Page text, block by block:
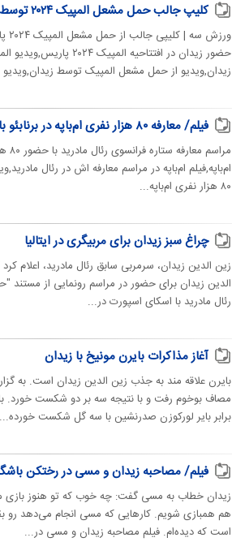
کلیپ جالب حمل مشعل المپیک ۲۰۲۴ توسط زین الدین زیدان
زیدان,ویدیو از حمل مشعل المپیک توسط زیدان,ویدیو
فیلم/ معارفه ۸۰ هزار نفری ام‌باپه در برنابئو با حضور زیدان
ام‌باپه,فیلم ام‌باپه در مراسم معارفه اش در رئال
۸۰ هزار نفری ام‌باپه...
چراغ سبز زیدان برای مربیگری در ایتالیا
زین الدین زیدان، سرمربی سابق رئال مادرید، اعلام
الدین زیدان برای حضور در مراسم رونمایی از مستند
رئال مادرید با اسکای اسپورت در...
آغاز مذاکرات بایرن مونیخ با زیدان
بایرن علاقه مند به جذب زین الدین زیدان است. به
مصاف بوخوم رفت و با نتیجه سه بر دو شکست خورد.
برابر بایر لورکوزن صدرنشین با سه گل شکست خورده...
فیلم/ مصاحبه زیدان و مسی در رختکن
هم همبازی شویم. کارهایی که مسی انجام می‌دهد رو
است که دیده‌ام. فیلم مصاحبه زیدان و مسی در...